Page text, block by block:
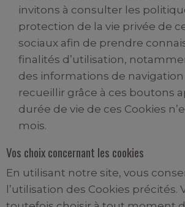
invitons à consulter les
protection de la vie privée de
sociaux afin de prendre
finalités d’utilisation,
des informations de navigation
recueillir grâce à ces boutons
durée de vie de ces Cookies
mois.
Vos choix concernant les cookies
En utilisant notre site, vous
l’utilisation des Cookies précités.